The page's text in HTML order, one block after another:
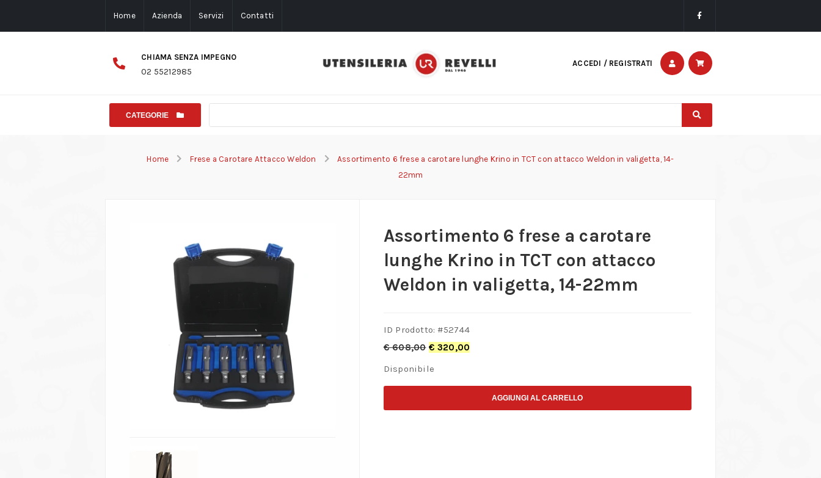
Home Azienda Servizi Contatti
CHIAMA SENZA IMPEGNO
02 55212985
ACCEDI / REGISTRATI
CATEGORIE
Home Frese a Carotare Attacco Weldon
Assortimento 6 frese a carotare lunghe Krino in TCT con attacco Weldon in valigetta, 14-
22mm
Assortimento 6 frese a carotare
lunghe Krino in TCT con attacco
Weldon in valigetta, 14-22mm
ID Prodotto: #52744
€608,00 € 320,00
Disponibile
AGGIUNGI AL CARRELLO